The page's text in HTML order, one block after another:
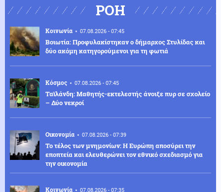
ΡΟΗ
Κοινωνία 07.08.2026 - 07:45
Βοιωτία: Προφυλακίστηκαν ο δήμαρχος Στυλίδας και
δύο ακόμη κατηγορούμενοι για τη φωτιά
Κόσμος 07.08.2026 - 07:45
Ταϊλάνδη: Μαθητής-εκτελεστής άνοιξε πυρ σε σχολείο
– Δύο νεκροί
Οικονομία 07.08.2026 - 07:39
Το τέλος των μνημονίων: Η Ευρώπη αποσύρει την
εποπτεία και ελευθερώνει τον εθνικό σχεδιασμό για
την οικονομία
Κοινωνία 07.08.2026 - 07:35